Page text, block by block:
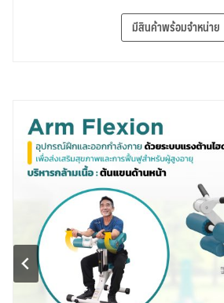
มีสินค้าพร้อมจำหน่าย